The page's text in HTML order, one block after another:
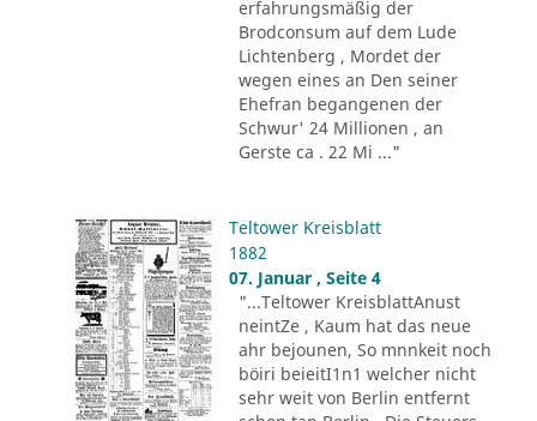
erfahrungsmäßig der
Brodconsum auf dem Lude
Lichtenberg , Mordet der
wegen eines an Den seiner
Ehefran begangenen der
Schwur' 24 Millionen , an
Gerste ca . 22 Mi ..."
Teltower Kreisblatt
1882
07. Januar , Seite 4
"...Teltower KreisblattAnust
neintZe , Kaum hat das neue
ahr bejounen, So mnnkeit noch
böiri beieitI1n1 welcher nicht
sehr weit von Berlin entfernt